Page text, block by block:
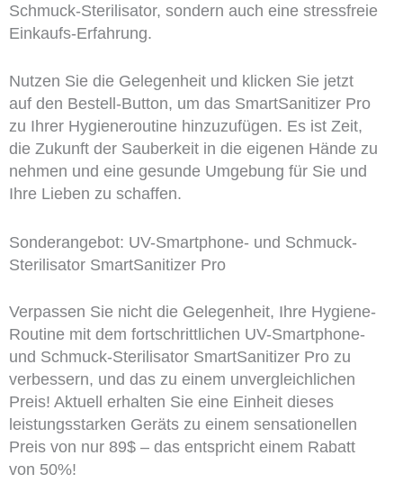
Schmuck-Sterilisator, sondern auch eine stressfreie
Einkaufs-Erfahrung.
Nutzen Sie die Gelegenheit und klicken Sie jetzt
auf den Bestell-Button, um das SmartSanitizer Pro
zu Ihrer Hygieneroutine hinzuzufügen. Es ist Zeit,
die Zukunft der Sauberkeit in die eigenen Hände zu
nehmen und eine gesunde Umgebung für Sie und
Ihre Lieben zu schaffen.
Sonderangebot: UV-Smartphone- und Schmuck-
Sterilisator SmartSanitizer Pro
Verpassen Sie nicht die Gelegenheit, Ihre Hygiene-
Routine mit dem fortschrittlichen UV-Smartphone-
und Schmuck-Sterilisator SmartSanitizer Pro zu
verbessern, und das zu einem unvergleichlichen
Preis! Aktuell erhalten Sie eine Einheit dieses
leistungsstarken Geräts zu einem sensationellen
Preis von nur 89$ – das entspricht einem Rabatt
von 50%!